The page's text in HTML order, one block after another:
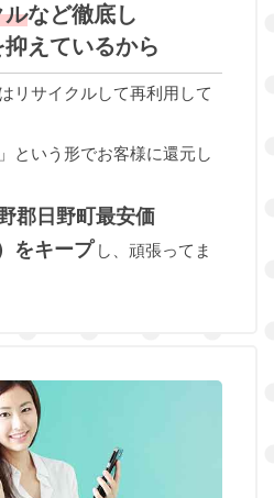
ルなど徹底し
抑えているから
リサイクルして再利用して
という形でお客様に還元し
郡日野町最安価
をキープ し、頑張ってま